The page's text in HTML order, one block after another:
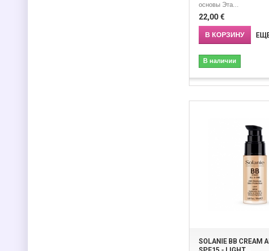
основы Эта...
22,00 €
В КОРЗИНУ
В наличии
SOLANIE BB CREAM